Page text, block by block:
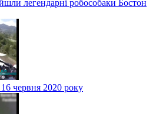
легендарні робособаки Бостон
червня 2020 року